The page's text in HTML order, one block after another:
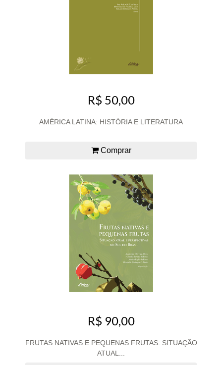
R$ 50,00
AMÉRICA LATINA: HISTÓRIA E LITERATURA
Comprar
R$ 90,00
FRUTAS NATIVAS E PEQUENAS FRUTAS: SITUAÇÃO
ATUAL...